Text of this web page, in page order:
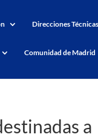
Direcciones Técnicas
Comunidad de Madrid
a